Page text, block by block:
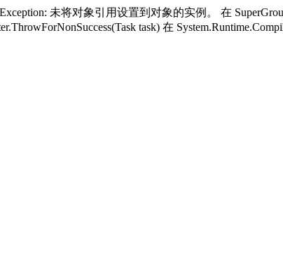
未将对象引用设置到对象的实例。 在
task) 在